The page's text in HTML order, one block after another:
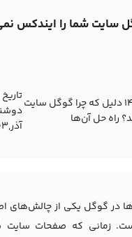
سایت شما را ایندکس
14 دلیل که چرا گوگل سایت
راه حل آن‌ها
آذر,1403
در گوگل یکی از چالش‌های
زمانی که صفحات سایت